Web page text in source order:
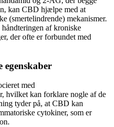
kan CBD hjælpe med at
(smertelindrende) mekanismer.
af kroniske
der ofte er forbundet med
egenskaber
med
hvilket kan forklare nogle af de
tyder på, at CBD kan
cytokiner, som er